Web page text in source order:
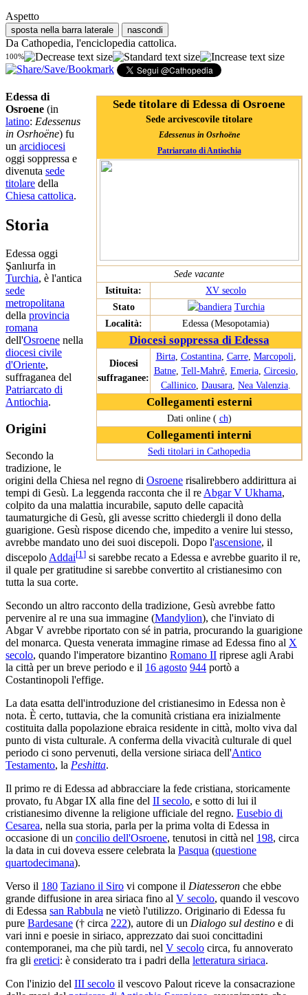
Aspetto
sposta nella barra laterale nascondi
Da Cathopedia, l'enciclopedia cattolica.
100%
Sede titolare di Edessa di Osroene
Sede arcivescovile titolare
Edessenus in Osrhoëne
Patriarcato di Antiochia
Sede vacante
Istituita:
XV secolo
Stato
Turchia
Località:
Edessa (Mesopotamia)
Diocesi soppressa di Edessa
Diocesi
suffraganee:
Birta, Costantina, Carre, Marcopoli
Batne, Tell-Mahrê, Emeria, Circesio,
Callinico Dausara Nea Valenzia
Collegamenti esterni
Dati online ( ch)
Collegamenti interni
Sedi titolari in Cathopedia
Edessa di
Osroene (in
latino: Edessenus
in Osrhoëne) fu
un arcidiocesi
oggi soppressa e
divenuta sede
titolare della
Chiesa cattolica.
Storia
Edessa oggi
Şanlıurfa in
Turchia, è l'antica
sede
metropolitana
della provincia
romana
dell'Osroene nella
diocesi civile
d'Oriente,
suffraganea del
Patriarcato di
Antiochia.
Origini
Secondo la
tradizione, le
origini della Chiesa nel regno di Osroene risalirebbero addirittura ai
tempi di Gesù. La leggenda racconta che il re Abgar V Ukhama,
colpito da una malattia incurabile, saputo delle capacità
taumaturgiche di Gesù, gli avesse scritto chiedergli il dono della
guarigione. Gesù rispose dicendo che, impedito a venire lui stesso,
avrebbe mandato uno dei suoi discepoli. Dopo l'ascensione, il
discepolo Addai[1 ] si sarebbe recato a Edessa e avrebbe guarito il re,
il quale per gratitudine si sarebbe convertito al cristianesimo con
tutta la sua corte.
Secondo un altro racconto della tradizione, Gesù avrebbe fatto
pervenire al re una sua immagine (Mandylion), che l'inviato di
Abgar V avrebbe riportato con sé in patria, procurando la guarigione
del monarca. Questa venerata immagine rimase ad Edessa fino al X
secolo, quando l'imperatore bizantino Romano II riprese agli Arabi
la città per un breve periodo e il 16 agosto 944 portò a
Costantinopoli l'effige.
La data esatta dell'introduzione del cristianesimo in Edessa non è
nota. È certo, tuttavia, che la comunità cristiana era inizialmente
costituita dalla popolazione ebraica residente in città, molto viva dal
punto di vista culturale. A conferma della vivacità culturale di quel
periodo ci sono pervenuti, della versione siriaca dell'Antico
Testamento, la Peshitta.
Il primo re di Edessa ad abbracciare la fede cristiana, storicamente
provato, fu Abgar IX alla fine del II secolo, e sotto di lui il
cristianesimo divenne la religione ufficiale del regno. Eusebio di
Cesarea, nella sua storia, parla per la prima volta di Edessa in
occasione di un concilio dell'Osroene, tenutosi in città nel 198, circa
la data in cui doveva essere celebrata la Pasqua (questione
quartodecimana).
Verso il 180 Taziano il Siro vi compone il Diatesseron che ebbe
grande diffusione in area siriaca fino al V secolo, quando il vescovo
di Edessa san Rabbula ne vietò l'utilizzo. Originario di Edessa fu
pure Bardesane († circa 222), autore di un Dialogo sul destino e di
vari inni e poesie in siriaco, apprezzato dai suoi concittadini
contemporanei, ma che più tardi, nel V secolo circa, fu annoverato
fra gli eretici: è considerato tra i padri della letteratura siriaca.
Con l'inizio del III secolo il vescovo Palout riceve la consacrazione